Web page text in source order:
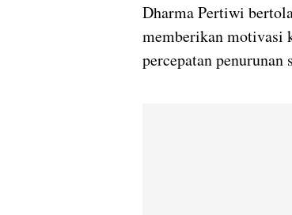
Dharma Pertiwi
memberikan motivasi
percepatan penurunan